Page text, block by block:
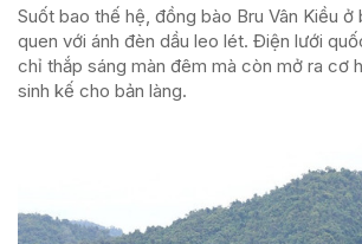
Suốt bao thế hệ, đồng bào Bru Vân Kiều ở
quen với ánh đèn dầu leo lét. Điện lưới
chỉ thắp sáng màn đêm mà còn mở ra cơ
sinh kế cho bản làng.